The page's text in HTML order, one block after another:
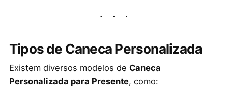
Tipos de Caneca Personalizada
Existem diversos modelos de Caneca
Personalizada para Presente, como: